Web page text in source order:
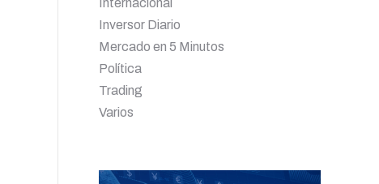
Internacional
Inversor Diario
Mercado en 5 Minutos
Política
Trading
Varios